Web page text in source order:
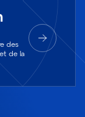
des
de la